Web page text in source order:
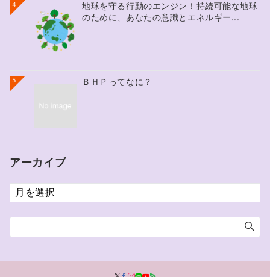
4
地球を守る行動のエンジン！持続可能な地球
のために、あなたの意識とエネルギー...
5 ＢＨＰってなに？
アーカイブ
ア
ー
ブ